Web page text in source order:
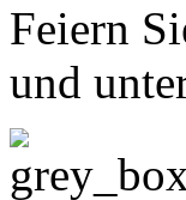
Feiern
und